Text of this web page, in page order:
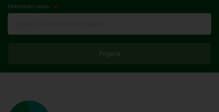
Elektronski naslov
Prijava